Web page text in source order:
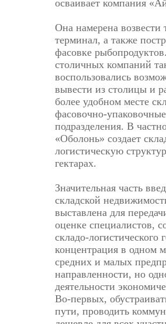
осваивает компания
Она намерена
терминал, а также
фасовке
столичных компаний
воспользовались
вывести из столицы и
более удобном месте
фасовочно-упаковочные
подразделения. В
«Оболонь» создает
логистическую
гектарах.
Значительная часть
складской
выставлена для
оценке специалистов,
складо-логистического
концентрация в одном
средних и малых
направлен­ности, но
деятельности
Во-первых,
пути, проводить